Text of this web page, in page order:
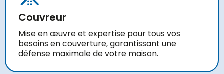
Couvreur
Mise en œuvre et expertise pour tous vos
besoins en couverture, garantissant une
défense maximale de votre maison.